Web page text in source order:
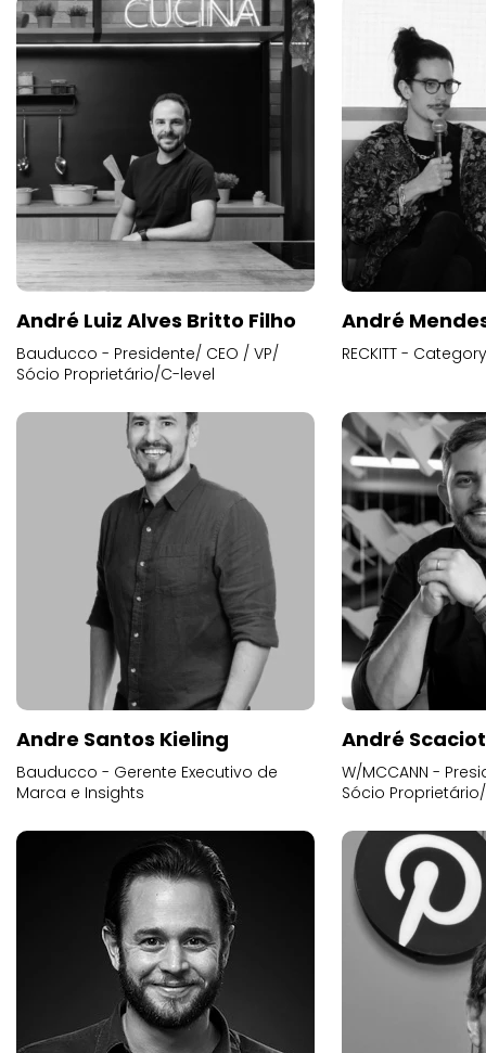
André Luiz Alves Britto Filho
Bauducco - Presidente/ CEO / VP/
Sócio Proprietário/C-level
André
RECKITT -
Andre Santos Kieling
Bauducco - Gerente Executivo de
Marca e Insights
André
W/MCCANN -
Sócio